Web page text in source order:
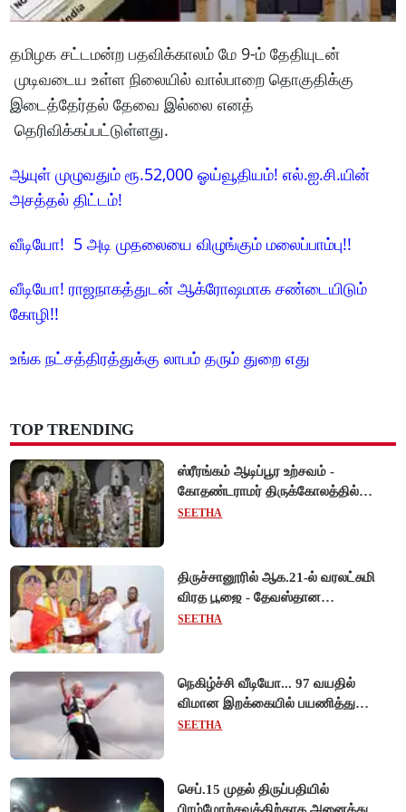
தமிழக சட்டமன்ற பதவிக்காலம் மே 9-ம் தேதியுடன்
முடிவடைய உள்ள நிலையில் வால்பாறை தொகுதிக்கு
இடைத்தேர்தல் தேவை இல்லை எனத்
தெரிவிக்கப்பட்டுள்ளது.
ஆயுள் முழுவதும் ரூ.52,000 ஓய்வூதியம்! எல்.ஐ.சி.யின்
அசத்தல் திட்டம்!
வீடியோ! 5 அடி முதலையை விழுங்கும் மலைப்பாம்பு!!
வீடியோ! ராஜநாகத்துடன் ஆக்ரோஷமாக சண்டையிடும்
கோழி!!
உங்க நட்சத்திரத்துக்கு லாபம் தரும் துறை எது
TOP TRENDING
ஸ்ரீரங்கம் ஆடிப்பூர உற்சவம் -
கோதண்டராமர் திருக்கோலத்தில்
ஆண்டாள் நாச்சியார்!
SEETHA
திருச்சானூரில் ஆக.21-ல் வரலட்சுமி
விரத பூஜை - தேவஸ்தான
அறங்காவலர் குழு தலைவருக்கு
SEETHA
நெகிழ்ச்சி வீடியோ... 97 வயதில்
விமான இறக்கையில் பயணித்து
கின்னஸ் சாதனை படைத்த பிரிட்டன்
SEETHA
செப்.15 முதல் திருப்பதியில்
பிரம்மோற்சவத்திற்காக அனைத்து